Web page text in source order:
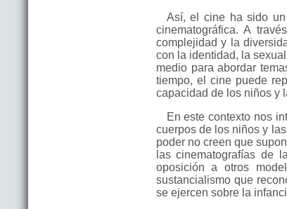
Así, el cine ha sido
cinematográfica. A
complejidad y la
con la identidad, la
medio para abordar
tiempo, el cine puede
capacidad de los niños y
En este contexto nos
cuerpos de los niños y
poder no creen que
las cinematografías de
oposición a otros
sustancialismo que
se ejercen sobre la